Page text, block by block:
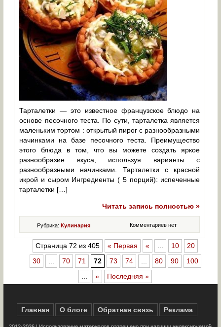
Тарталетки — это известное французское блюдо на
основе песочного теста. По сути, тарталетка является
маленьким тортом : открытый пирог с разнообразными
начинками на базе песочного теста. Преимущество
этого блюда в том, что вы можете создать яркое
разнообразие вкуса, используя варианты с
разнообразными начинками. Тарталетки с красной
икрой и сыром Ингредиенты ( 5 порций): испеченные
тарталетки […]
Читать запись полностью »
Комментариев нет
Рубрика:Кулинария
Страница 72 из 405 « Первая « 10
20
30
70 71 72 73 74 80 90
100
» Последняя »
Главная О блоге Обратная связь Реклама